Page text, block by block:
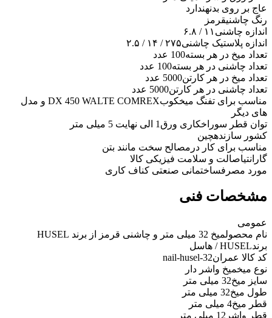
عاج بر روی بدنهندارد
رنگ چاشنیقرمز
اندازه چاشنی ۱۱ / ۶.۸
اندازه پلاستیک چاشنی۲۷۵ / ۱۴ / ۲.۵
تعداد میخ در هر بسته100 عدد
تعداد چاشنی در هر بسته100 عدد
تعداد میخ در هر کارتن5000 عدد
تعداد چاشنی در هر کارتن5000 عدد
مناسب برای تفنگ میخکوب
DX 450 WALTE COMREX و مدل
های دیگر
توان قطر سوراخکاری ورق 1 الی نهایت 5 میلی متر
کشور سازندهچین
مناسب برای کار در مصالح سخت مانند بتن
گارانتیاصالت و سلامت فیزیکی کالا
مورد مصرفساختمانی صنعتی کناف کاری
مشخصات فنی
عمومی
نام محصولمیخ 32 میلی متر و چاشنی قرمز از برند HUSEL
برندHUSEL / هاسل
کد کالا عمرانnail-husel-32
نوع میخمیخ واشر دار
سایز میخ32 میلی متر
طول میخ32 میلی متر
قطر میخ4 میلی متر
قطر واشر 12 میلی متر